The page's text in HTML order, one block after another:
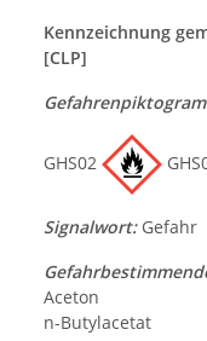
Kennzeichnung
[CLP]
GHS02
Signalwort: Gefahr
Aceton
n-Butylacetat